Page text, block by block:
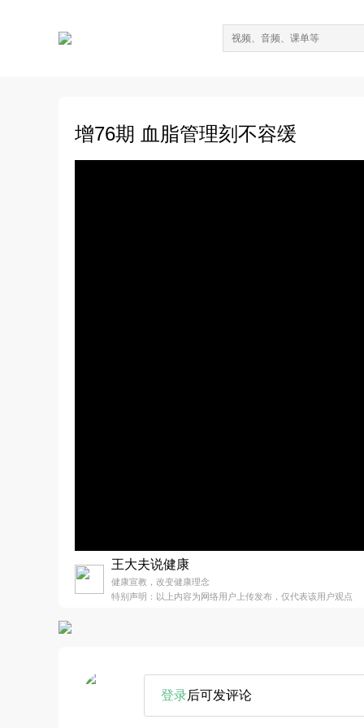
增76期 血脂管理刻不容缓
王大夫说健康
健康宣教，改变健康理念
特别声明：以上内容为网络用户上传发布，仅代表该用户观点
登录后可发评论